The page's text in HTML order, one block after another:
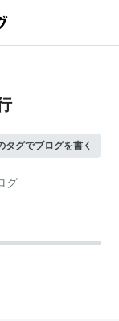
タグでブログを書く
グ